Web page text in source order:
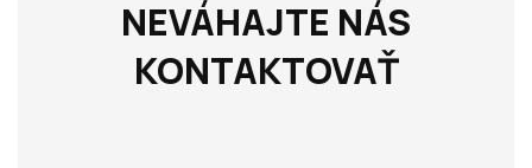
NEVÁHAJTE NÁS
KONTAKTOVAŤ